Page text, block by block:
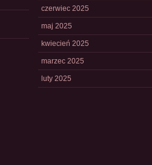
czerwiec 2025
maj 2025
kwiecień 2025
marzec 2025
luty 2025